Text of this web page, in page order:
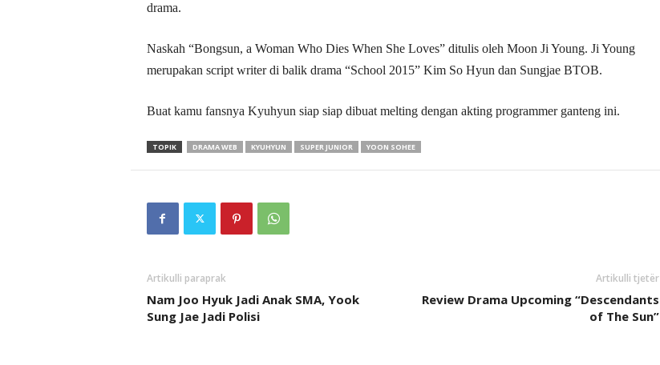
drama.
Naskah “Bongsun, a Woman Who Dies When She Loves” ditulis oleh Moon Ji Young. Ji Young
merupakan script writer di balik drama “School 2015” Kim So Hyun dan Sungjae BTOB.
Buat kamu fansnya Kyuhyun siap siap dibuat melting dengan akting programmer ganteng ini.
TOPIK DRAMA WEB KYUHYUN SUPER JUNIOR YOON SOHEE
Artikulli paraprak
Nam Joo Hyuk Jadi Anak SMA, Yook
Sung Jae Jadi Polisi
Artikulli tjetër
Review Drama Upcoming “Descendants
of The Sun”